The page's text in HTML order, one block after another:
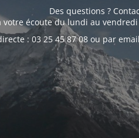
Des questions ?
votre écoute du lundi au
: 03 25 45 87 08 ou par